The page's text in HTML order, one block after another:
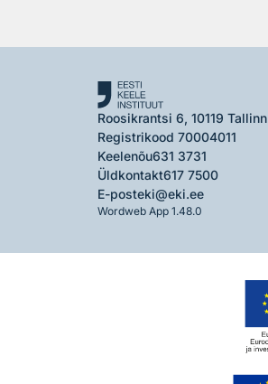
Roosikrantsi 6, 10119 Tallinn
Registrikood 70004011
Keelenõu631 3731
Üldkontakt617 7500
E-posteki@eki.ee
Wordweb App 1.48.0